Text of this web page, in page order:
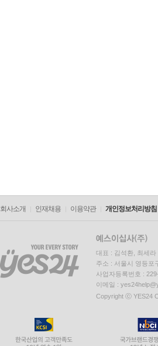
회사소개 인재채용 이용약관 개인정보처리방침
대표 : 김석환, 최세라
주소 : 서울시 영등포
사업자등록번호 :
이메일 :
Copyright ⓒ YES24